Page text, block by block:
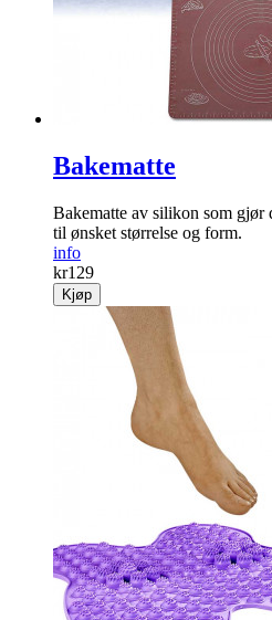
Bakematte
Bakematte av silikon som gjør
til ønsket størrelse og form.
info
kr129
Kjøp